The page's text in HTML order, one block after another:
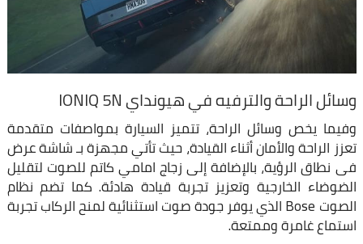
وسائل الراحة والترفيه في هيونداي IONIQ 5N
وفيما يخص وسائل الراحة، تتميز السيارة بمواصفات متقدمة
تعزز الراحة والأمان أثناء القيادة، حيث تأتي مجهزة بـ شاشة عرض
فى نطاق الرؤية، بالإضافة إلى زجاج امامي كاتم للصوت لتقليل
الضوضاء الخارجية وتعزيز تجربة قيادة هادئة. كما تضم نظام
الصوت Bose الذي يوفر جودة صوت استثنائية لمنح الركاب تجربة
استماع غامرة وممتعة.